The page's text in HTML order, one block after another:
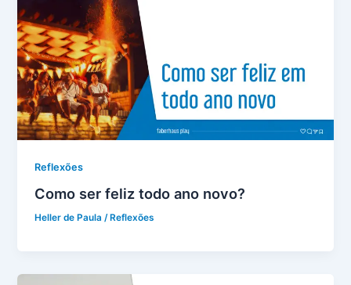
Reflexões
Como ser feliz todo ano novo?
Heller de Paula/ Reflexões